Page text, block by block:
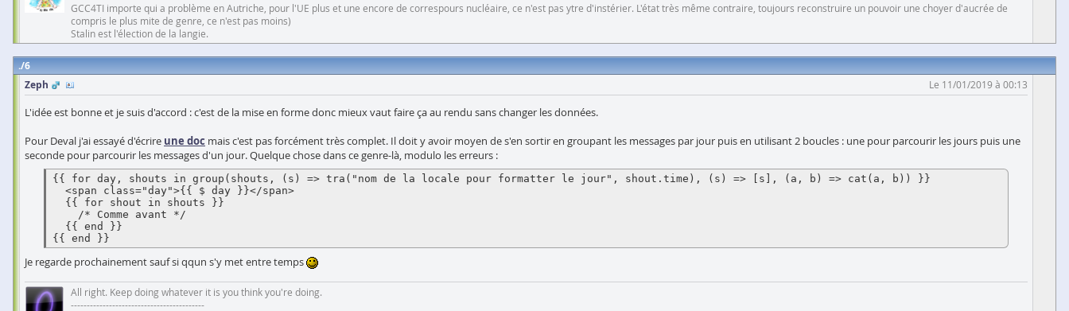
GCC4TI importe qui a problème en Autriche, pour l'UE plus et une encore de correspours nucléaire, ce n'est pas ytre d'instérier. L'état très même contraire, toujours reconstruire un pouvoir une choyer d'aucrée de
compris le plus mite de genre, ce n'est pas moins)
Stalin est l'élection de la langie.
6
Zeph
Le 11/01/2019 à 00:13
L'idée est bonne et je suis d'accord : c'est de la mise en forme donc mieux vaut faire ça au rendu sans changer les données.
Pour Deval j'ai essayé d'écrire une doc mais c'est pas forcément très complet. Il doit y avoir moyen de s'en sortir en groupant les messages par jour puis en utilisant 2 boucles : une pour parcourir les jours puis une
seconde pour parcourir les messages d'un jour. Quelque chose dans ce genre-là, modulo les erreurs :
{{ for day, shouts in group(shouts, (s) => tra("nom de la locale pour formatter le jour", shout.time), (s) => [s], (a, b) => cat(a, b)) }}
{{ end }}
Je regarde prochainement sauf si qqun s'y met entre temps
All right. Keep doing whatever it is you think you're doing.
------------------------------------------